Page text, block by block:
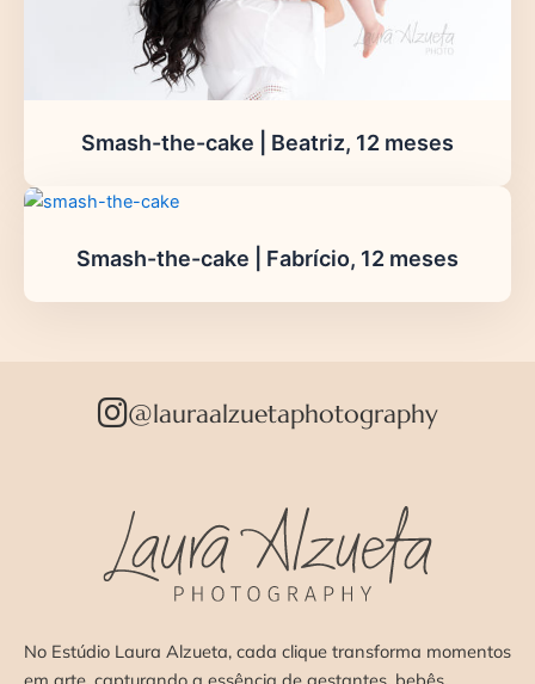
Smash-the-cake | Beatriz, 12 meses
Smash-the-cake | Fabrício, 12 meses
@lauraalzuetaphotography
No Estúdio Laura Alzueta, cada clique transforma momentos